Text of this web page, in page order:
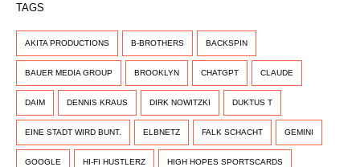
TAGS
AKITA PRODUCTIONS B-BROTHERS BACKSPIN
BAUER MEDIA GROUP BROOKLYN CHATGPT CLAUDE
DAIM DENNIS KRAUS DIRK NOWITZKI DUKTUS T
EINE STADT WIRD BUNT. ELBNETZ FALK SCHACHT GEMINI
GOOGLE HI-FI HUSTLERZ HIGH HOPES SPORTSCARDS